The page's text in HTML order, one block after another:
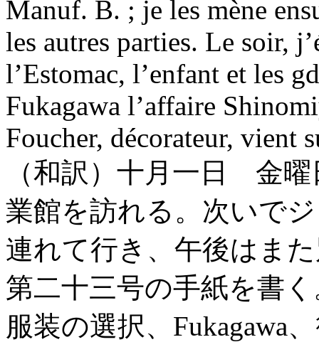
Manuf. B. ; je les mène
les autres parties. Le soir,
l’Estomac, l’enfant et les
Fukagawa l’affaire
Foucher, décorateur, vient
（和訳）十月一日 金
業館を訪れる。次いで
連れて行き、午後はま
第二十三号の手紙を書
服装の選択、Fukagawa